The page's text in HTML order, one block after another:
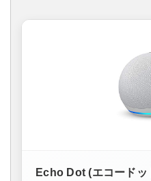
Echo Dot (エコードッ